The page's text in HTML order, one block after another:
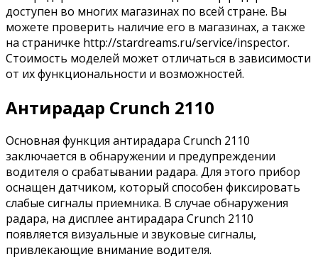
доступен во многих магазинах по всей стране. Вы
можете проверить наличие его в магазинах, а также
на страничке http://stardreams.ru/service/inspector.
Стоимость моделей может отличаться в зависимости
от их функциональности и возможностей.
Антирадар Crunch 2110
Основная функция антирадара Crunch 2110
заключается в обнаружении и предупреждении
водителя о срабатывании радара. Для этого прибор
оснащен датчиком, который способен фиксировать
слабые сигналы приемника. В случае обнаружения
радара, на дисплее антирадара Crunch 2110
появляется визуальные и звуковые сигналы,
привлекающие внимание водителя.